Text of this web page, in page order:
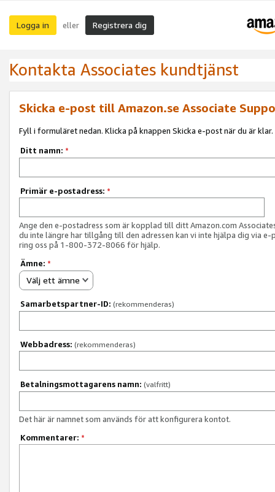
Logga in eller Registrera dig
Kontakta Associates kundtjänst
Skicka e-post till Amazon.se Associate
Fyll i formuläret nedan. Klicka på knappen Skicka e-post när du är klar.
Ditt namn: *
Primär e-postadress: *
Ange den e-postadress som är kopplad till ditt Amazon.com
du inte längre har tillgång till den adressen kan vi inte hjälpa dig via e-
ring oss på 1-800-372-8066 för hjälp.
Ämne: *
Välj ett ämne
Samarbetspartner-ID: (rekommenderas)
Webbadress: (rekommenderas)
Betalningsmottagarens namn: (valfritt)
Det här är namnet som används för att konfigurera kontot.
Kommentarer: *